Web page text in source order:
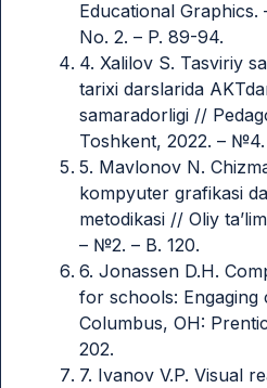
Educational Graphics.
No. 2. – P. 89-94.
4. Xalilov S. Tasviriy
tarixi darslarida
samaradorligi //
Toshkent, 2022. – №4.
5. Mavlonov N.
kompyuter grafikasi
metodikasi // Oliy
– №2. – B. 120.
6. Jonassen D.H.
for schools: Engaging
Columbus, OH:
202.
7. Ivanov V.P. Visual